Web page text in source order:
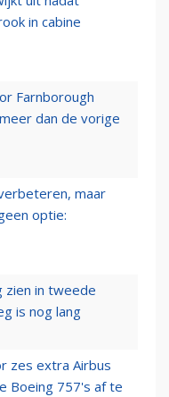
in cabine
Farnborough
dan de vorige
maar
optie:
zien in tweede
is nog lang
zes extra Airbus
Boeing 757's af te